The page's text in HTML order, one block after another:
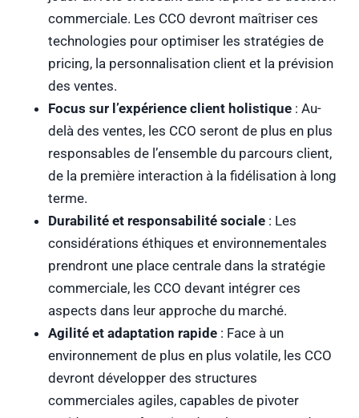
commerciale. Les CCO devront maîtriser ces
technologies pour optimiser les stratégies de
pricing, la personnalisation client et la prévision
des ventes.
Focus sur l’expérience client holistique : Au-
delà des ventes, les CCO seront de plus en plus
responsables de l’ensemble du parcours client,
de la première interaction à la fidélisation à long
terme.
Durabilité et responsabilité sociale : Les
considérations éthiques et environnementales
prendront une place centrale dans la stratégie
commerciale, les CCO devant intégrer ces
aspects dans leur approche du marché.
Agilité et adaptation rapide : Face à un
environnement de plus en plus volatile, les CCO
devront développer des structures
commerciales agiles, capables de pivoter